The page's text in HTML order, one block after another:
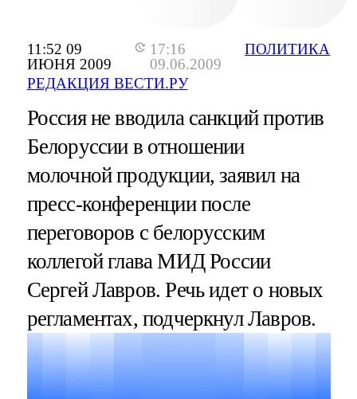
11:52 09
ИЮНЯ 2009
17:16
09.06.2009
РЕДАКЦИЯ ВЕСТИ.РУ
ПОЛИТИКА
Россия не вводила санкций против
Белоруссии в отношении
молочной продукции, заявил на
пресс-конференции после
переговоров с белорусским
коллегой глава МИД России
Сергей Лавров. Речь идет о новых
регламентах, подчеркнул Лавров.